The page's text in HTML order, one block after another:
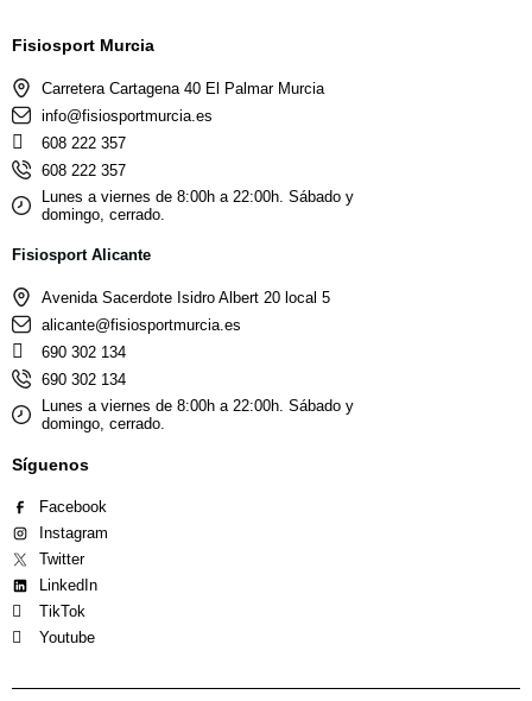
Fisiosport Murcia
Carretera Cartagena 40 El Palmar Murcia
info@fisiosportmurcia.es
608 222 357
608 222 357
Lunes a viernes de 8:00h a 22:00h. Sábado y
domingo, cerrado.
Fisiosport Alicante
Avenida Sacerdote Isidro Albert 20 local 5
alicante@fisiosportmurcia.es
690 302 134
690 302 134
Lunes a viernes de 8:00h a 22:00h. Sábado y
domingo, cerrado.
Síguenos
Facebook
Instagram
Twitter
LinkedIn
TikTok
Youtube